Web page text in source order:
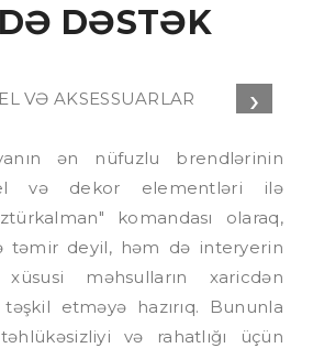
DƏSTƏK
›
ən nüfuzlu brendlərinin
və dekor elementləri ilə
komandası olaraq,
təmir deyil, həm də interyerin
məhsulların xaricdən
etməyə hazırıq. Bununla
və rahatlığı üçün